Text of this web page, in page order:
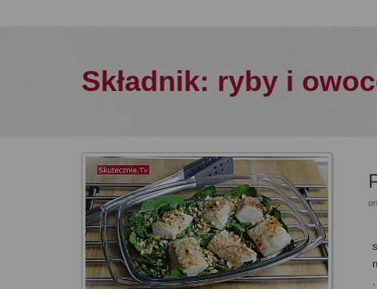
Składnik: ryby i